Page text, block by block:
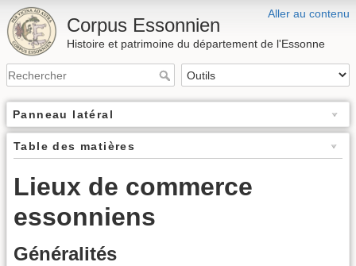
Aller au contenu
Corpus Essonnien
Histoire et patrimoine du département de l'Essonne
Panneau latéral
Table des matières
Lieux de commerce
essonniens
Généralités